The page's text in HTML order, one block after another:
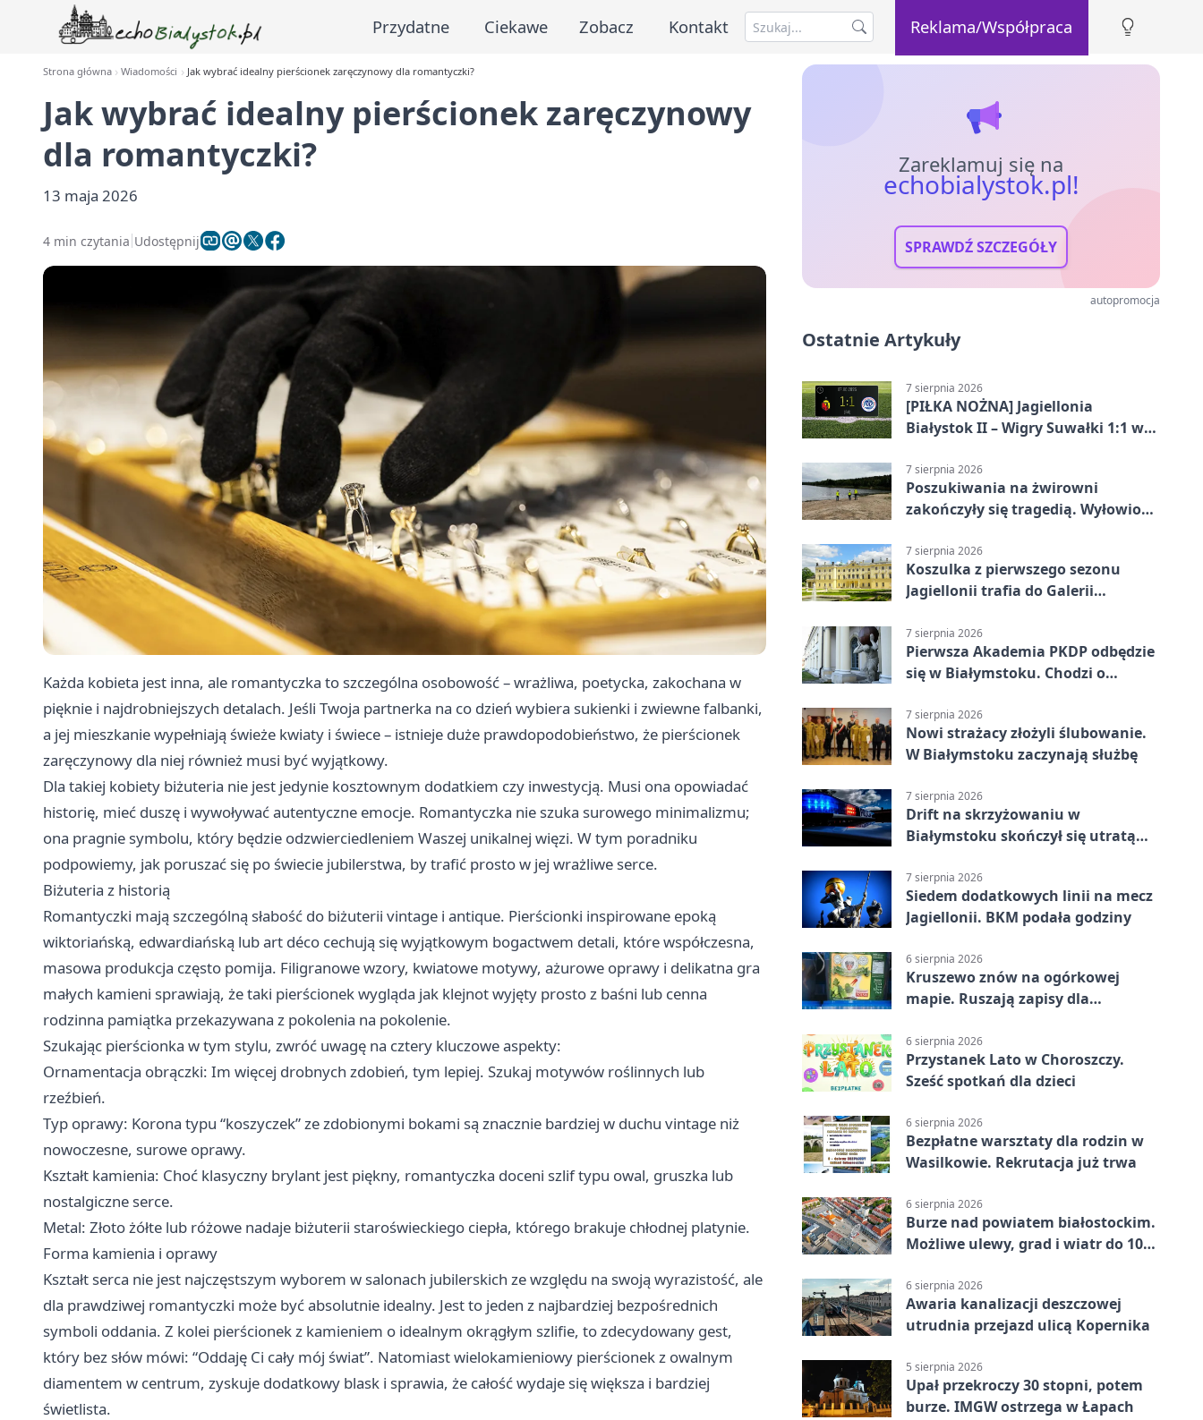
Przydatne Ciekawe Zobacz Kontakt Reklama/Współpraca
Strona główna Wiadomości Jak wybrać idealny pierścionek zaręczynowy dla romantyczki?
Jak wybrać idealny pierścionek zaręczynowy
dla romantyczki?
13 maja 2026
4 min czytania Udostępnij
Każda kobieta jest inna, ale romantyczka to szczególna osobowość – wrażliwa, poetycka, zakochana w
pięknie i najdrobniejszych detalach. Jeśli Twoja partnerka na co dzień wybiera sukienki i zwiewne falbanki,
a jej mieszkanie wypełniają świeże kwiaty i świece – istnieje duże prawdopodobieństwo, że pierścionek
zaręczynowy dla niej również musi być wyjątkowy.
Dla takiej kobiety biżuteria nie jest jedynie kosztownym dodatkiem czy inwestycją. Musi ona opowiadać
historię, mieć duszę i wywoływać autentyczne emocje. Romantyczka nie szuka surowego minimalizmu;
ona pragnie symbolu, który będzie odzwierciedleniem Waszej unikalnej więzi. W tym poradniku
podpowiemy, jak poruszać się po świecie jubilerstwa, by trafić prosto w jej wrażliwe serce.
Biżuteria z historią
Romantyczki mają szczególną słabość do biżuterii vintage i antique. Pierścionki inspirowane epoką
wiktoriańską, edwardiańską lub art déco cechują się wyjątkowym bogactwem detali, które współczesna,
masowa produkcja często pomija. Filigranowe wzory, kwiatowe motywy, ażurowe oprawy i delikatna gra
małych kamieni sprawiają, że taki pierścionek wygląda jak klejnot wyjęty prosto z baśni lub cenna
rodzinna pamiątka przekazywana z pokolenia na pokolenie.
Szukając pierścionka w tym stylu, zwróć uwagę na cztery kluczowe aspekty:
Ornamentacja obrączki: Im więcej drobnych zdobień, tym lepiej. Szukaj motywów roślinnych lub
rzeźbień.
Typ oprawy: Korona typu “koszyczek” ze zdobionymi bokami są znacznie bardziej w duchu vintage niż
nowoczesne, surowe oprawy.
Kształt kamienia: Choć klasyczny brylant jest piękny, romantyczka doceni szlif typu owal, gruszka lub
nostalgiczne serce.
Metal: Złoto żółte lub różowe nadaje biżuterii staroświeckiego ciepła, którego brakuje chłodnej platynie.
Forma kamienia i oprawy
Kształt serca nie jest najczęstszym wyborem w salonach jubilerskich ze względu na swoją wyrazistość, ale
dla prawdziwej romantyczki może być absolutnie idealny. Jest to jeden z najbardziej bezpośrednich
symboli oddania. Z kolei pierścionek z kamieniem o idealnym okrągłym szlifie, to zdecydowany gest,
który bez słów mówi: “Oddaję Ci cały mój świat”. Natomiast wielokamieniowy pierścionek z owalnym
diamentem w centrum, zyskuje dodatkowy blask i sprawia, że całość wydaje się większa i bardziej
świetlista.
Zareklamuj się na
echobialystok.pl!
SPRAWDŹ SZCZEGÓŁY
autopromocja
Ostatnie Artykuły
7 sierpnia 2026
[PIŁKA NOŻNA] Jagiellonia
Białystok II – Wigry Suwałki 1:1 w
7 sierpnia 2026
Poszukiwania na żwirowni
zakończyły się tragedią. Wyłowiono
7 sierpnia 2026
Koszulka z pierwszego sezonu
Jagiellonii trafia do Galerii
7 sierpnia 2026
Pierwsza Akademia PKDP odbędzie
się w Białymstoku. Chodzi o
7 sierpnia 2026
Nowi strażacy złożyli ślubowanie.
W Białymstoku zaczynają służbę
7 sierpnia 2026
Drift na skrzyżowaniu w
Białymstoku skończył się utratą
7 sierpnia 2026
Siedem dodatkowych linii na mecz
Jagiellonii. BKM podała godziny
6 sierpnia 2026
Kruszewo znów na ogórkowej
mapie. Ruszają zapisy dla
6 sierpnia 2026
Przystanek Lato w Choroszczy.
Sześć spotkań dla dzieci
6 sierpnia 2026
Bezpłatne warsztaty dla rodzin w
Wasilkowie. Rekrutacja już trwa
6 sierpnia 2026
Burze nad powiatem białostockim.
Możliwe ulewy, grad i wiatr do 100
6 sierpnia 2026
Awaria kanalizacji deszczowej
utrudnia przejazd ulicą Kopernika
5 sierpnia 2026
Upał przekroczy 30 stopni, potem
burze. IMGW ostrzega w Łapach